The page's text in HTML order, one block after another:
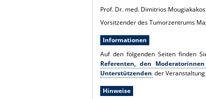
Prof. Dr. med. Dimitrios Mougiakakos
Vorsitzender des Tumorzentrums
Informationen
Auf den folgenden Seiten finden
Referenten, den
Unterstützenden der
Hinweise